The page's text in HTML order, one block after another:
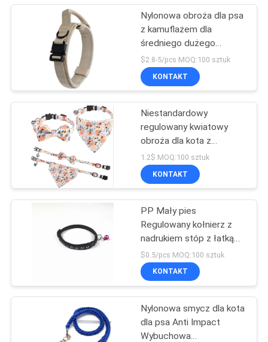
Obroże treningowe
dla zwierząt
Miski do karmienia
zwierząt
przenoszenia
zwierząt
Nylonowa obroża dla psa
z kamuflażem dla
średniego dużego
rozmiaru
$2.8-5/pcs MOQ:100 sztuk
KONTAKT
Niestandardowy
regulowany kwiatowy
obroża dla kota z
metalową klamrą w
muszkę i bandany
1.2$ MOQ:100 sztuk
KONTAKT
PP Mały pies
Regulowany kołnierz z
nadrukiem stóp z łatką
dzwonkową
$0.5/pcs MOQ:100 sztuk
KONTAKT
Nylonowa smycz dla kota
dla psa Anti Impact
Wybuchowa